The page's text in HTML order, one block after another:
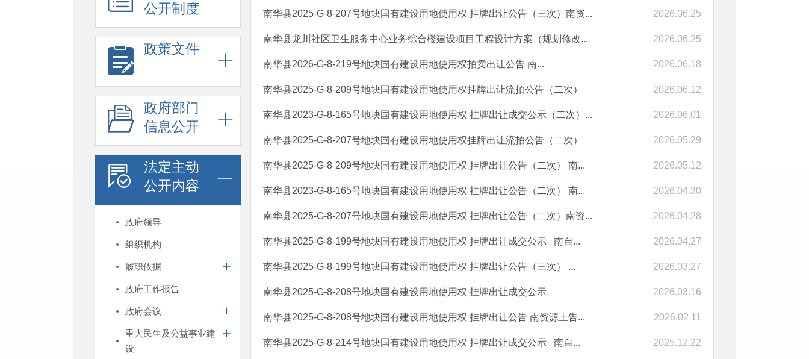
公开制度
政策文件
政府部门
信息公开
法定主动
公开内容
政府领导
组织机构
履职依据
政府工作报告
政府会议
重大民生及公益事业建
设
南华县2025-G-8-207号地块国有建设用地使用权 挂牌出让公告（三次）南资... 2026.06.25
南华县龙川社区卫生服务中心业务综合楼建设项目工程设计方案（规划修改... 2026.06.25
南华县2026-G-8-219号地块国有建设用地使用权拍卖出让公告 南... 2026.06.18
南华县2025-G-8-209号地块国有建设用地使用权挂牌出让流拍公告（二次） 2026.06.12
南华县2023-G-8-165号地块国有建设用地使用权 挂牌出让成交公示（二次）... 2026.06.01
南华县2025-G-8-207号地块国有建设用地使用权挂牌出让流拍公告（二次） 2026.05.29
南华县2025-G-8-209号地块国有建设用地使用权 挂牌出让公告（二次） 南... 2026.05.12
南华县2023-G-8-165号地块国有建设用地使用权 挂牌出让公告（二次） 南... 2026.04.30
南华县2025-G-8-207号地块国有建设用地使用权 挂牌出让公告（二次）南资... 2026.04.28
南华县2025-G-8-199号地块国有建设用地使用权 挂牌出让成交公示 南自... 2026.04.27
南华县2025-G-8-199号地块国有建设用地使用权 挂牌出让公告（三次） ... 2026.03.27
南华县2025-G-8-208号地块国有建设用地使用权 挂牌出让成交公示 2026.03.16
南华县2025-G-8-208号地块国有建设用地使用权 挂牌出让公告 南资源土告... 2026.02.11
南华县2025-G-8-214号地块国有建设用地使用权 挂牌出让成交公示 南自... 2025.12.22